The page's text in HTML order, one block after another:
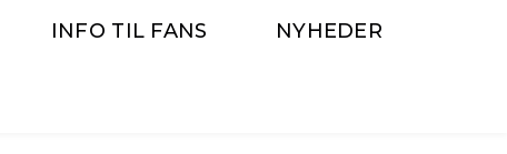
INFO TIL FANS NYHEDER